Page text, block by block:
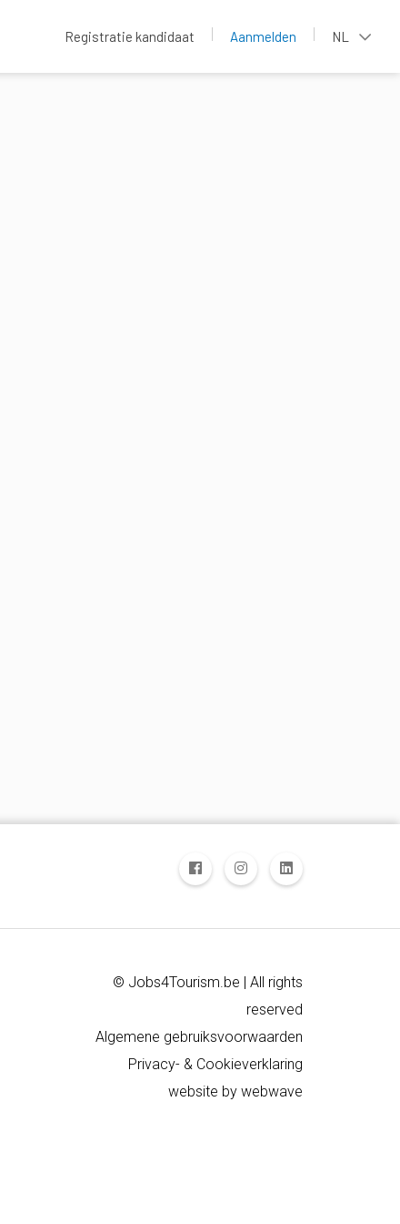
Registratie kandidaat Aanmelden NL
© Jobs4Tourism.be | All rights
reserved
Algemene gebruiksvoorwaarden
Privacy- & Cookieverklaring
website by webwave